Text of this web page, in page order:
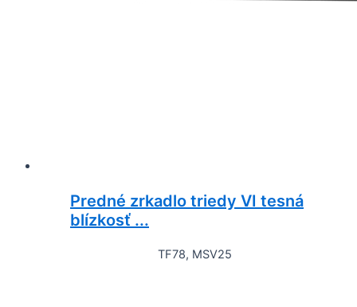
Predné zrkadlo triedy VI tesná
blízkosť ...
TF78, MSV25